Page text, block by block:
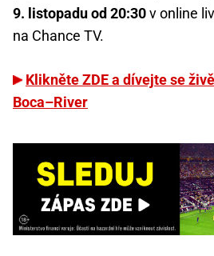
9. listopadu od 20:30v online
na Chance TV.
Klikněte ZDE a dívejte se
Boca–River